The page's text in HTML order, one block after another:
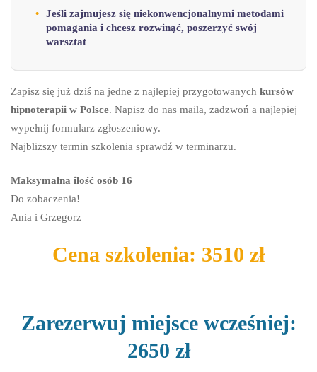
Jeśli zajmujesz się niekonwencjonalnymi metodami
pomagania i chcesz rozwinąć, poszerzyć swój
warsztat
Zapisz się już dziś na jedne z najlepiej przygotowanych kursów
hipnoterapii w Polsce. Napisz do nas maila, zadzwoń a najlepiej
wypełnij formularz zgłoszeniowy.
Najbliższy termin szkolenia sprawdź w terminarzu.
Maksymalna ilość osób 16
Do zobaczenia!
Ania i Grzegorz
Cena szkolenia: 3510 zł
Zarezerwuj miejsce wcześniej:
2650 zł